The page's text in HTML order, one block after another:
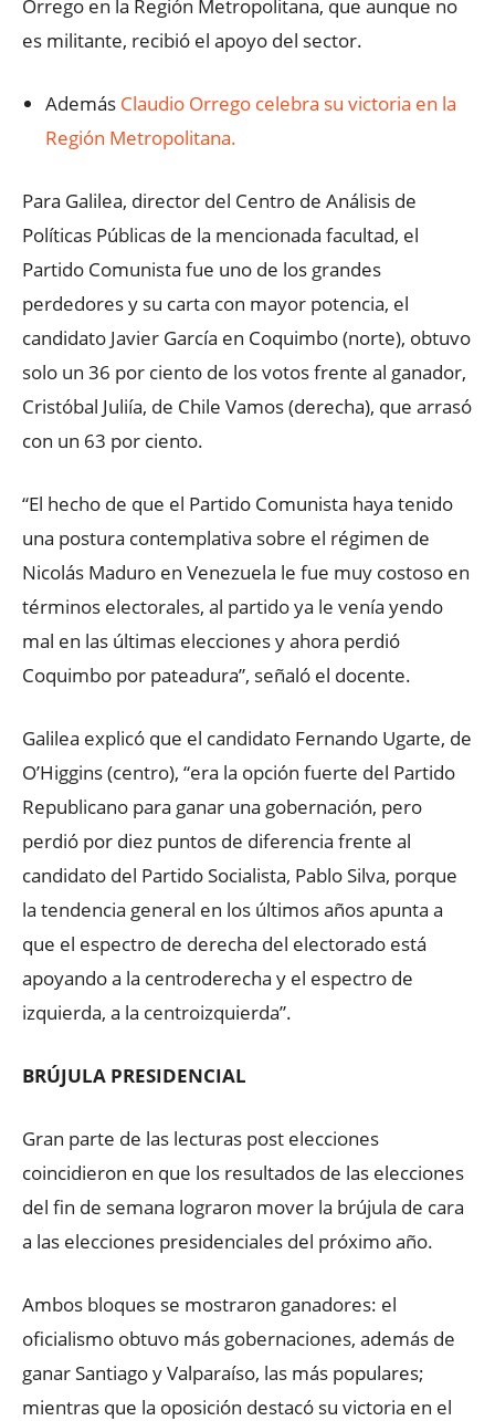
Orrego en la Región Metropolitana, que aunque no
es militante, recibió el apoyo del sector.
Además Claudio Orrego celebra su victoria en la
Región Metropolitana.
Para Galilea, director del Centro de Análisis de
Políticas Públicas de la mencionada facultad, el
Partido Comunista fue uno de los grandes
perdedores y su carta con mayor potencia, el
candidato Javier García en Coquimbo (norte), obtuvo
solo un 36 por ciento de los votos frente al ganador,
Cristóbal Juliía, de Chile Vamos (derecha), que arrasó
con un 63 por ciento.
“El hecho de que el Partido Comunista haya tenido
una postura contemplativa sobre el régimen de
Nicolás Maduro en Venezuela le fue muy costoso en
términos electorales, al partido ya le venía yendo
mal en las últimas elecciones y ahora perdió
Coquimbo por pateadura”, señaló el docente.
Galilea explicó que el candidato Fernando Ugarte, de
O’Higgins (centro), “era la opción fuerte del Partido
Republicano para ganar una gobernación, pero
perdió por diez puntos de diferencia frente al
candidato del Partido Socialista, Pablo Silva, porque
la tendencia general en los últimos años apunta a
que el espectro de derecha del electorado está
apoyando a la centroderecha y el espectro de
izquierda, a la centroizquierda”.
BRÚJULA PRESIDENCIAL
Gran parte de las lecturas post elecciones
coincidieron en que los resultados de las elecciones
del fin de semana lograron mover la brújula de cara
a las elecciones presidenciales del próximo año.
Ambos bloques se mostraron ganadores: el
oficialismo obtuvo más gobernaciones, además de
ganar Santiago y Valparaíso, las más populares;
mientras que la oposición destacó su victoria en el